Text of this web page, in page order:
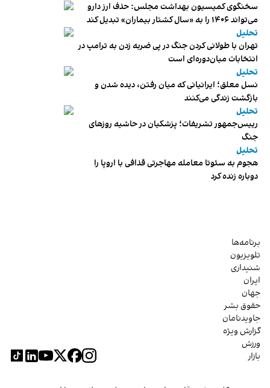
سخنگوی کمیسیون بهداشت مجلس: حذف ارز دارو
می‌تواند ۱۴۰۶ را به «سال کشتار بیماران» تبدیل کند
تحلیل
تهران با طولانی کردن جنگ در پی ضربه زدن به ترامپ در
انتخابات میان‌دوره‌ای است
تحلیل
نسل معلق؛ ایرانیانی که میان رفتن، دیده شدن و
بازگشت زندگی می‌کنند
تحلیل
رییس‌جمهور تشریفات؛ پزشکیان در حاشیه روزهای
جنگ
تحلیل
هجوم به سئوتا معامله مهاجرتی قذافی با اروپا را
دوباره زنده کرد
برنامه‌ها
تلویزیون
شنیداری
ایران
جهان
حقوق بشر
جاویدنامان
گزارش ویژه
ورزش
بازار